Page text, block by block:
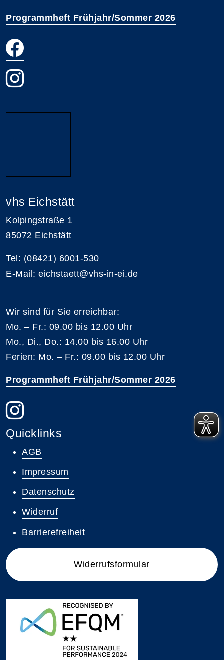
Programmheft Frühjahr/Sommer 2026
vhs Eichstätt
Kolpingstraße 1
85072 Eichstätt
Tel: (08421) 6001-530
E-Mail: eichstaett@vhs-in-ei.de
Wir sind für Sie erreichbar:
Mo. – Fr.: 09.00 bis 12.00 Uhr
Mo., Di., Do.: 14.00 bis 16.00 Uhr
Ferien: Mo. – Fr.: 09.00 bis 12.00 Uhr
Programmheft Frühjahr/Sommer 2026
Quicklinks
AGB
Impressum
Datenschutz
Widerruf
Barrierefreiheit
Widerrufsformular